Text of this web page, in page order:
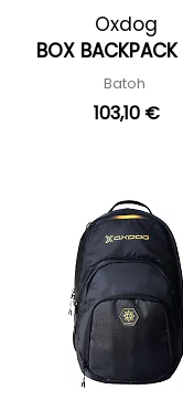
Oxdog
BOX
Batoh
103,10 €